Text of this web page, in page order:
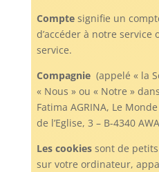
Comptesignifie un
d’accéder à notre
service.
Compagnie(appelé « la
« Nous » ou « Notre »
Fatima AGRINA, Le
de l’Eglise, 3 – B-4340
Les cookiessont de
sur votre ordinateur,